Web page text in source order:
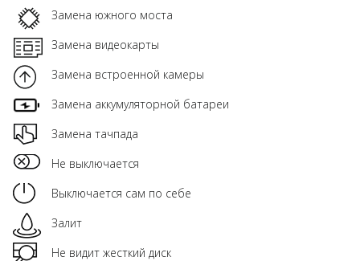
Замена южного моста
Замена видеокарты
Замена встроенной камеры
Замена аккумуляторной батареи
Замена тачпада
Не выключается
Выключается сам по себе
Залит
Не видит жесткий диск